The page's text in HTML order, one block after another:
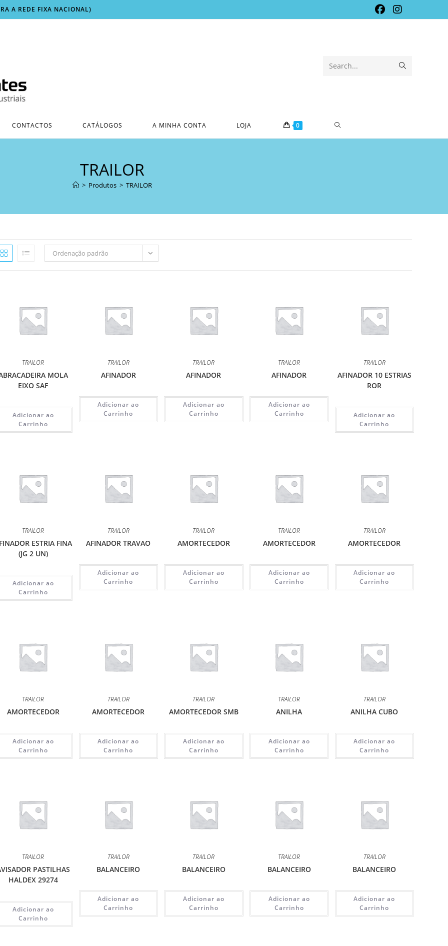
A REDE FIXA NACIONAL)
Search...
CONTACTOS CATÁLOGOS A MINHA CONTA LOJA 0 TOGGLE
TRAILOR
> Produtos > TRAILOR
Ordenação padrão
TRAILOR
MOLA
EIXO SAF
Adicionar ao
Carrinho
TRAILOR
AFINADOR
Adicionar ao
Carrinho
TRAILOR
AFINADOR
Adicionar ao
Carrinho
TRAILOR
AFINADOR
Adicionar ao
Carrinho
TRAILOR
AFINADOR 10 ESTRIAS
ROR
Adicionar ao
Carrinho
TRAILOR
ESTRIA FINA
(JG 2 UN)
Adicionar ao
Carrinho
TRAILOR
AFINADOR TRAVAO
Adicionar ao
Carrinho
TRAILOR
AMORTECEDOR
Adicionar ao
Carrinho
TRAILOR
AMORTECEDOR
Adicionar ao
Carrinho
TRAILOR
AMORTECEDOR
Adicionar ao
Carrinho
TRAILOR
AMORTECEDOR
Adicionar ao
Carrinho
TRAILOR
AMORTECEDOR
Adicionar ao
Carrinho
TRAILOR
AMORTECEDOR SMB
Adicionar ao
Carrinho
TRAILOR
ANILHA
Adicionar ao
Carrinho
TRAILOR
ANILHA CUBO
Adicionar ao
Carrinho
TRAILOR
PASTILHAS
HALDEX 29274
Adicionar ao
Carrinho
TRAILOR
BALANCEIRO
Adicionar ao
Carrinho
TRAILOR
BALANCEIRO
Adicionar ao
Carrinho
TRAILOR
BALANCEIRO
Adicionar ao
Carrinho
TRAILOR
BALANCEIRO
Adicionar ao
Carrinho